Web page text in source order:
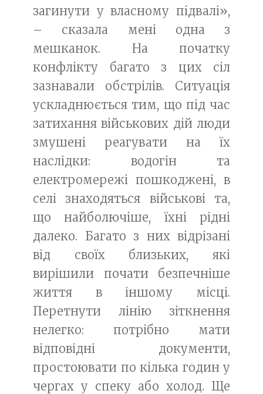
загинути у власному підвалі»,
– сказала мені одна з
мешканок. На початку
конфлікту багато з цих сіл
зазнавали обстрілів. Ситуація
ускладнюється тим, що під час
затихання військових дій люди
змушені реагувати на їх
наслідки: водогін та
електромережі пошкоджені, в
селі знаходяться військові та,
що найболючіше, їхні рідні
далеко. Багато з них відрізані
від своїх близьких, які
вирішили почати безпечніше
життя в іншому місці.
Перетнути лінію зіткнення
нелегко: потрібно мати
відповідні документи,
простоювати по кілька годин у
чергах у спеку або холод. Ще